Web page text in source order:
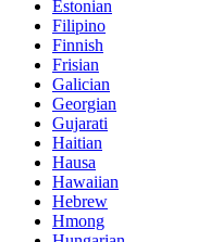
Estonian
Filipino
Finnish
Frisian
Galician
Georgian
Gujarati
Haitian
Hausa
Hawaiian
Hebrew
Hmong